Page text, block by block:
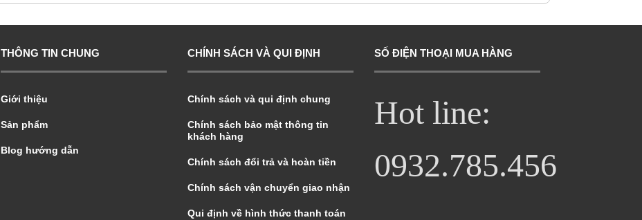
THÔNG TIN CHUNG
Giới thiệu
Sản phẩm
Blog hướng dẫn
CHÍNH SÁCH VÀ QUI ĐỊNH
Chính sách và qui định chung
Chính sách bảo mật thông tin
khách hàng
Chính sách đổi trả và hoàn tiền
Chính sách vận chuyển giao nhận
Qui định về hình thức thanh toán
SỐ ĐIỆN THOẠI MUA HÀNG
Hot line:
0932.785.456